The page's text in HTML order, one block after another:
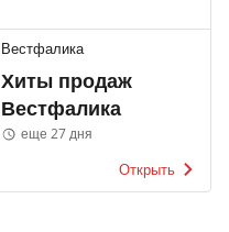
Вестфалика
Хиты продаж
Вестфалика
еще 27 дня
Открыть